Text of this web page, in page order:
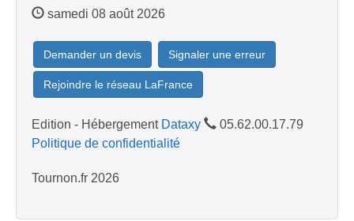
samedi 08 août 2026
Demander un devis Signaler une erreur
Rejoindre le réseau LaFrance
Edition - Hébergement Dataxy
05.62.00.17.79
Politique de confidentialité
Tournon.fr 2026